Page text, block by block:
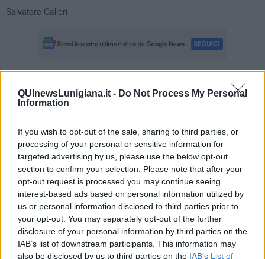
QUInewsLunigiana.it - Do Not Process My Personal
Information
If you wish to opt-out of the sale, sharing to third parties, or
processing of your personal or sensitive information for
targeted advertising by us, please use the below opt-out
section to confirm your selection. Please note that after your
opt-out request is processed you may continue seeing
interest-based ads based on personal information utilized by
us or personal information disclosed to third parties prior to
your opt-out. You may separately opt-out of the further
disclosure of your personal information by third parties on the
IAB’s list of downstream participants. This information may
also be disclosed by us to third parties on the IAB’s List of
Salvatore Calleri
Se vuoi leggere le notizie principali della Toscana iscriviti alla
Newsletter QUInews - ToscanaMedia. Arriva gratis tutti i giorni
Basta cliccareQUI
Ti potrebbe interessare anche:
Articoli dal Blog “Legalità e non solo” di Salvatore Calleri
Il “dopo” Matteo Messina Denaro
Vademecum antimafia per gli elettori
Toscana chiama Palermo
Serve un esercito europeo
I superbonus rischiano di favorire la mafia
Occorre potenziare il controllo del territorio